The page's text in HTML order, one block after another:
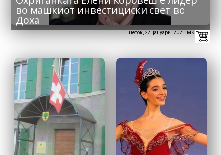
во машкиот инвестициски свет во
Доха
Петок, 22. јануари. 2021 MK